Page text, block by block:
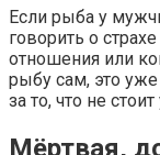
Если рыба у
говорить о
отношения или
рыбу сам, это
за то, что не
Мёртвая,